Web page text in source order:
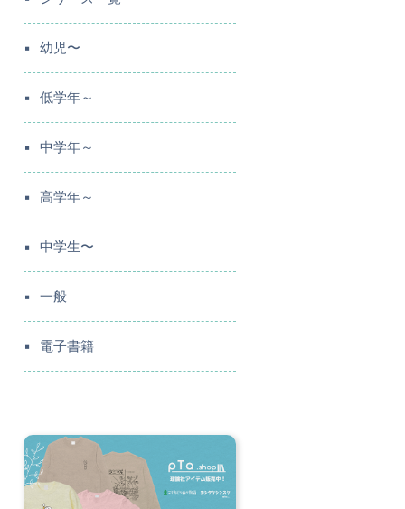
幼児〜
低学年～
中学年～
高学年～
中学生〜
一般
電子書籍